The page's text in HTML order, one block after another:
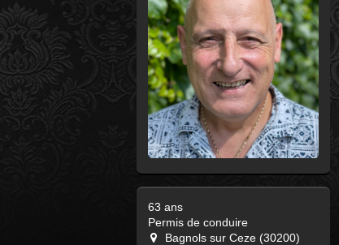
63 ans
Permis de conduire
Bagnols sur Ceze (30200)